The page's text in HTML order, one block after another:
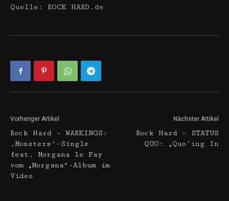
Quelle: ROCK HARD.de
Vorheriger Artikel
Rock Hard – WARKINGS:
‚Monsters‘-Single
feat. Morgana le Fay
vom „Morgana“-Album im
Video
Nächster Artikel
Rock Hard – STATUS
QUO: „Quo’ing In